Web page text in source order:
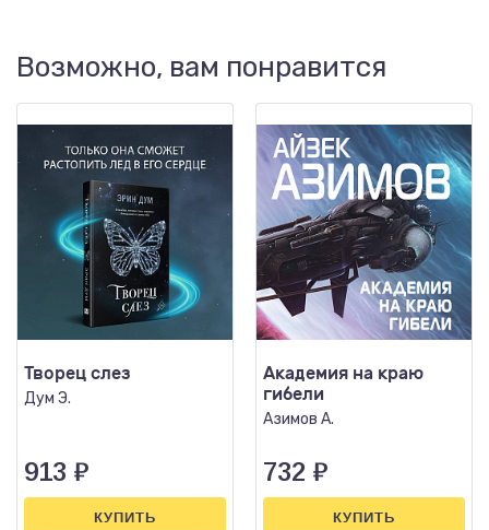
Возможно, вам понравится
Творец слез
Дум Э.
913 ₽
КУПИТЬ
Академия на краю
гибели
Азимов А.
732 ₽
КУПИТЬ